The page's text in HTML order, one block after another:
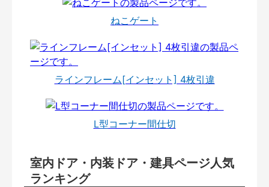
ねこゲート
ラインフレーム[インセット] 4枚引違
L型コーナー間仕切
室内ドア・内装ドア・建具ページ人気
ランキング